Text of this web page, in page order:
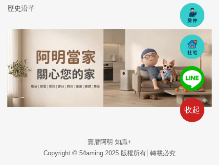
收起
歷史沿革
賣厝阿明 知識+
Copyright © 54aming 2025 版權所有│轉載必究